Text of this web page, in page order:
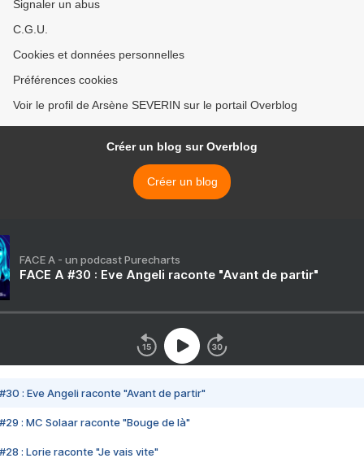
Signaler un abus
C.G.U.
Cookies et données personnelles
Préférences cookies
Voir le profil de Arsène SEVERIN sur le portail Overblog
Créer un blog sur Overblog
Créer un blog
FACE A - un podcast Purecharts
FACE A #30 : Eve Angeli raconte "Avant de partir"
#30 : Eve Angeli raconte "Avant de partir"
#29 : MC Solaar raconte "Bouge de là"
#28 : Lorie raconte "Je vais vite"